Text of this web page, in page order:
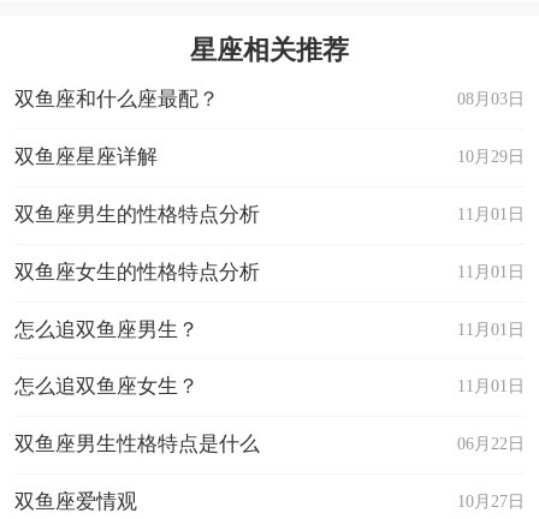
星座相关推荐
08月03日
双鱼座和什么座最配？
10月29日
双鱼座星座详解
11月01日
双鱼座男生的性格特点分析
11月01日
双鱼座女生的性格特点分析
11月01日
怎么追双鱼座男生？
11月01日
怎么追双鱼座女生？
06月22日
双鱼座男生性格特点是什么
10月27日
双鱼座爱情观